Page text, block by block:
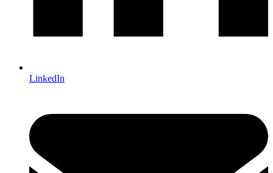
LinkedIn